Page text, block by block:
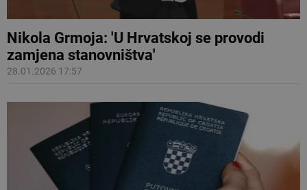
Nikola Grmoja: 'U Hrvatskoj se provodi
zamjena stanovništva'
28.01.2026 17:57